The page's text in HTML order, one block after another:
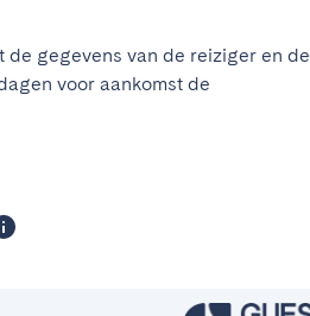
de gegevens van de reiziger en de
voor aankomst de